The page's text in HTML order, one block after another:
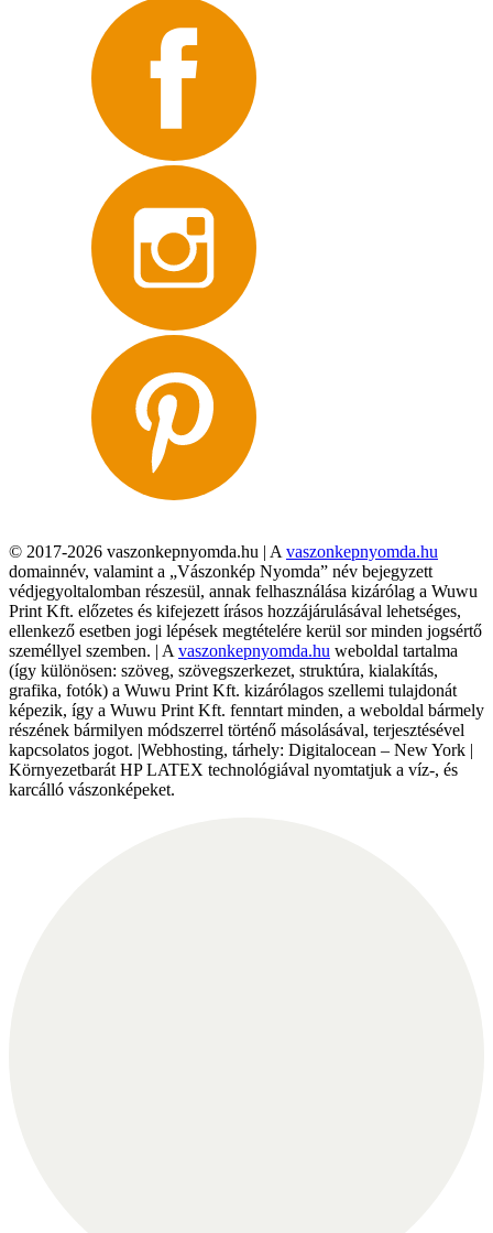
© 2017-2026 vaszonkepnyomda.hu | A vaszonkepnyomda.hu
domainnév, valamint a „Vászonkép Nyomda” név bejegyzett
védjegyoltalomban részesül, annak felhasználása kizárólag a Wuwu
Print Kft. előzetes és kifejezett írásos hozzájárulásával lehetséges,
ellenkező esetben jogi lépések megtételére kerül sor minden jogsértő
személlyel szemben. | A vaszonkepnyomda.hu weboldal tartalma
(így különösen: szöveg, szövegszerkezet, struktúra, kialakítás,
grafika, fotók) a Wuwu Print Kft. kizárólagos szellemi tulajdonát
képezik, így a Wuwu Print Kft. fenntart minden, a weboldal bármely
részének bármilyen módszerrel történő másolásával, terjesztésével
kapcsolatos jogot. |Webhosting, tárhely: Digitalocean – New York |
Környezetbarát HP LATEX technológiával nyomtatjuk a víz-, és
karcálló vászonképeket.